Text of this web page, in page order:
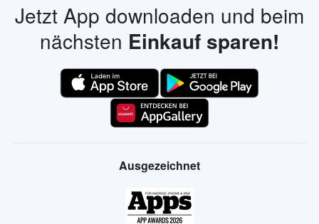
Jetzt App downloaden und beim
nächsten Einkauf sparen!
Ausgezeichnet